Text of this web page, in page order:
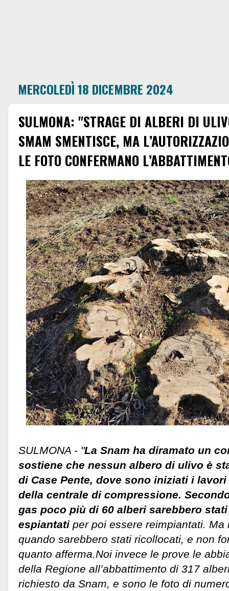
MERCOLEDÌ 18 DICEMBRE 2024
SULMONA: "STRAGE DI ALBERI DI
SMAM SMENTISCE, MA
LE FOTO CONFERMANO
SULMONA - "La Snam ha diramato un
sostiene che nessun albero di ulivo è
di Case Pente, dove sono iniziati i
della centrale di compressione.
gas poco più di 60 alberi sarebbero
espiantati per poi essere reimpiantati. Ma
quando sarebbero stati ricollocati, e non
quanto afferma.Noi invece le prove le
della Regione all’abbattimento di 317
richiesto da Snam, e sono le foto di